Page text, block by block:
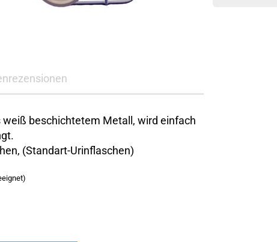
weiß beschichtetem Metall, wird einfach
(Standart-Urinflaschen)